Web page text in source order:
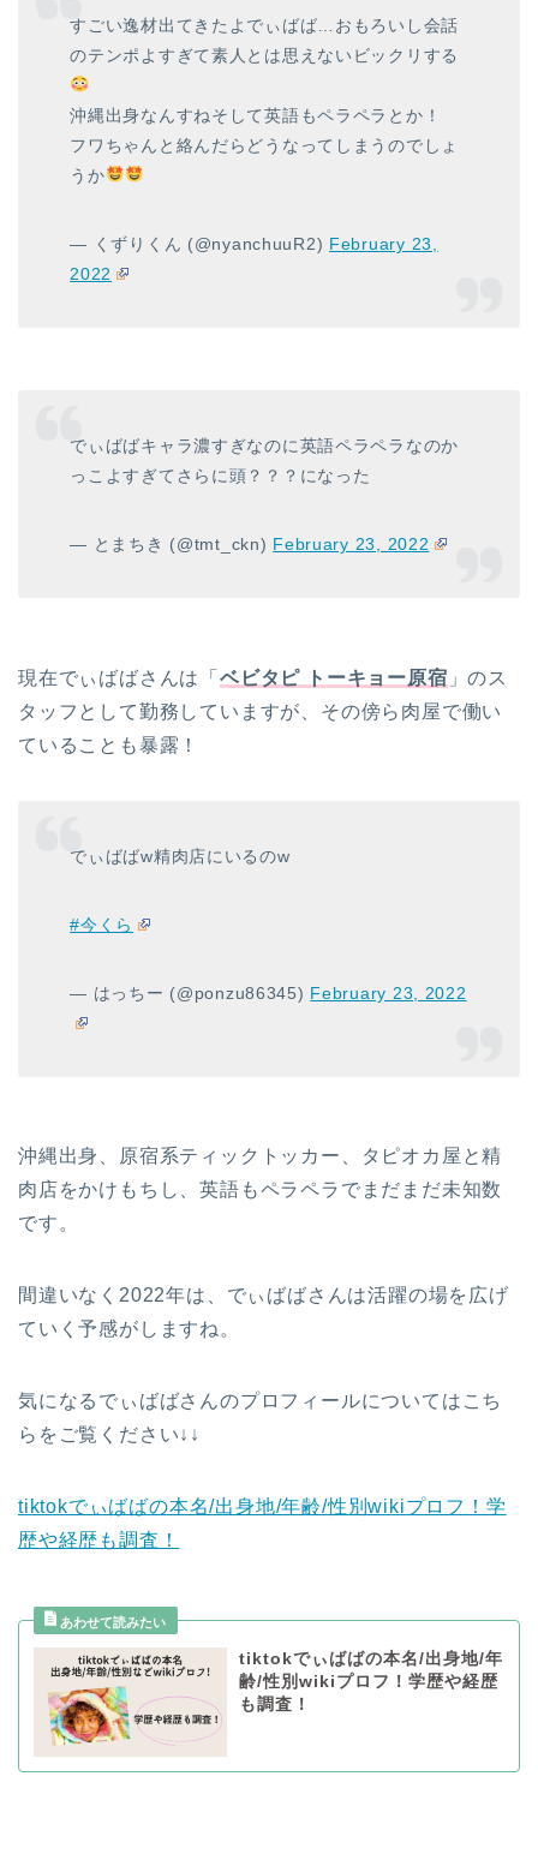
すごい逸材出てきたよでぃばば…おもろいし会話
のテンポよすぎて素人とは思えないビックリする
沖縄出身なんすねそして英語もペラペラとか！
フワちゃんと絡んだらどうなってしまうのでしょ
うか
— くずりくん (@nyanchuuR2) February 23,
2022
でぃばばキャラ濃すぎなのに英語ペラペラなのか
っこよすぎてさらに頭？？？になった
— とまちき (@tmt_ckn) February 23, 2022
現在でぃばばさんは「 ベビタピ トーキョー原宿 」のス
タッフとして勤務していますが、その傍ら肉屋で働い
ていることも暴露！
でぃばばw精肉店にいるのw
#今くら
— はっちー (@ponzu86345) February 23, 2022
沖縄出身、原宿系ティックトッカー、タピオカ屋と精
肉店をかけもちし、英語もペラペラでまだまだ未知数
です。
間違いなく2022年は、でぃばばさんは活躍の場を広げ
ていく予感がしますね。
気になるでぃばばさんのプロフィールについてはこち
らをご覧ください↓↓
tiktokでぃばばの本名/出身地/年齢/性別wikiプロフ！学
歴や経歴も調査！
tiktokでぃばばの本名/出身地/年
齢/性別wikiプロフ！学歴や経歴
も調査！